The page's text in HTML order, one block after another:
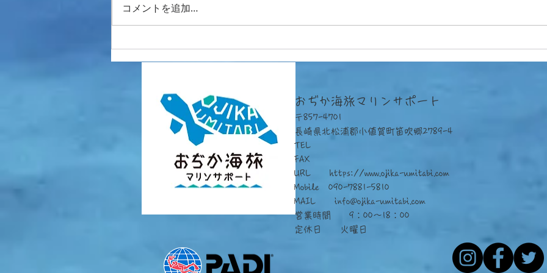
3連休は体験day
長
コメントを追加…
おぢか海旅マリンサポート
〒857-4701
長崎県北松浦郡小値賀町笛吹郷2789-4
TEL
FAX
URL https://www.ojika-umitabi.com
Mobile 090-7881-5810
​MAIL info@ojika-umitabi.com
営業時間 9：00～18：00
定休日 火曜日